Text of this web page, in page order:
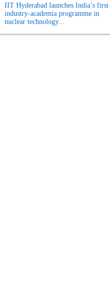
IIT Hyderabad launches India’s first
industry-academia programme in
nuclear technology...